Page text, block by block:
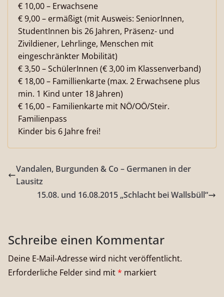
€ 10,00 – Erwachsene
€ 9,00 – ermäßigt (mit Ausweis: SeniorInnen,
StudentInnen bis 26 Jahren, Präsenz- und
Zivildiener, Lehrlinge, Menschen mit
eingeschränkter Mobilität)
€ 3,50 – SchülerInnen (€ 3,00 im Klassenverband)
€ 18,00 – Famillienkarte (max. 2 Erwachsene plus
min. 1 Kind unter 18 Jahren)
€ 16,00 – Familienkarte mit NÖ/OÖ/Steir.
Familienpass
Kinder bis 6 Jahre frei!
Vandalen, Burgunden & Co – Germanen in der
Lausitz
15.08. und 16.08.2015 „Schlacht bei Wallsbüll“
Schreibe einen Kommentar
Deine E-Mail-Adresse wird nicht veröffentlicht.
Erforderliche Felder sind mit* markiert